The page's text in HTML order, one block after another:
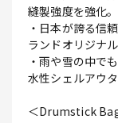
縫製強度を強化。
・日本が誇る信
ランドオリジナル
・雨や雪の中で
水性シェルアウタ
＜Drumstick